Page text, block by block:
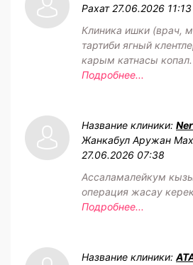
Рахат 27.06.2026 11:13
Клиника ишки (врач,
тартиби ягный
карым катнасы
Подробнее...
Название клиники:
Жанкабул Аружан
27.06.2026 07:38
Ассаламалейкум
операция жасау
Подробнее...
Название клиники: